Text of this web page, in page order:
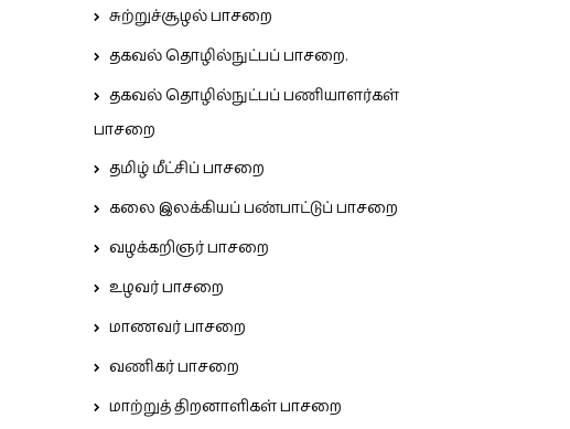
சுற்றுச்சூழல் பாசறை
தகவல் தொழில்நுட்பப் பாசறை.
தகவல் தொழில்நுட்பப் பணியாளர்கள்
பாசறை
தமிழ் மீட்சிப் பாசறை
கலை இலக்கியப் பண்பாட்டுப் பாசறை
வழக்கறிஞர் பாசறை
உழவர் பாசறை
மாணவர் பாசறை
வணிகர் பாசறை
மாற்றுத் திறனாளிகள் பாசறை